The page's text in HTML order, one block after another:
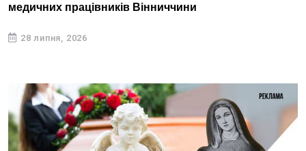
медичних працівників Вінниччини
28 липня, 2026